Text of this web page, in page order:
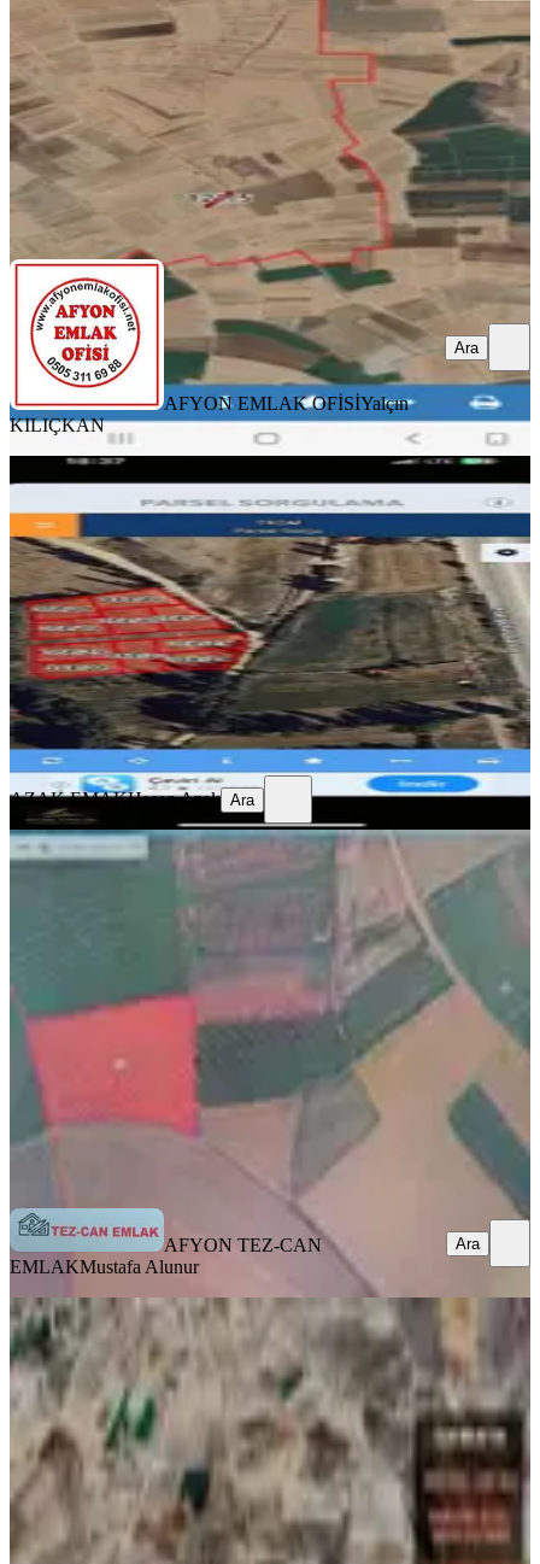
826 m²
484/m²· 20.05.2025
400.000 ₺
AFYON EMLAK OFİSİYalçın KILIÇKAN
Ara
AFYON EMLAK OFİSİYalçın
KILIÇKAN
Ara
Eskişehir Yolunda Kayıhan
Bölgesinde Arsalar
İhsaniye, Kunduzlu Mahallesi
431 m²·1.972/m²·06.02.2026
850.000 ₺
AZAK EMAKHasan Azak
Ara
AZAK EMAKHasan Azak Ara
İhsaniye Karacahmet Köyü Verimli
Tarla
İhsaniye, Karacaahmet Köyü
10000 m²·250/m² 03.01.2026
2.500.000 ₺
AFYON TEZ-CAN EMLAK
AFYON TEZ-CAN
EMLAKMustafa Alunur
Ara
Afyon Üçok Emlaktan İhsaniye
Yaylabağı Mevkinde 4.100m² Tarla
İhsaniye, Esentepe Mahallesi
4100 m²
268/m²· 23.04.2026
1.100.000 ₺